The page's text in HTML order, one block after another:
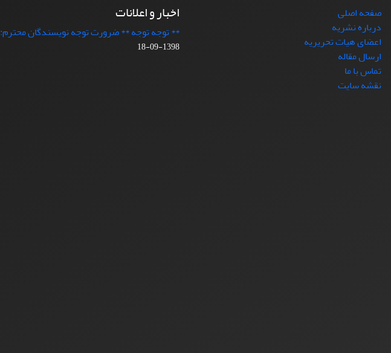
صفحه اصلی
درباره نشریه
اعضای هیات تحریریه
ارسال مقاله
تماس با ما
نقشه سایت
اخبار و اعلانات
** توجه توجه ** ضرورت توجه نویسندگان محترم:
1398-09-18